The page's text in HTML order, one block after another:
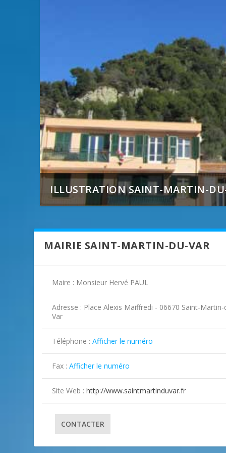
ILLUSTRATION SAINT-MARTIN-
ILLUSTRATION SAINT-MARTIN-
ILLUSTRATION SAINT-MARTIN-
MAIRIE SAINT-MARTIN-DU-VAR
Maire : Monsieur Hervé PAUL
Adresse : Place Alexis Maiffredi - 06670 Saint-Martin-
Var
Téléphone :Afficher le numéro
Fax :Afficher le numéro
Site Web :http://www.saintmartinduvar.fr
CONTACTER